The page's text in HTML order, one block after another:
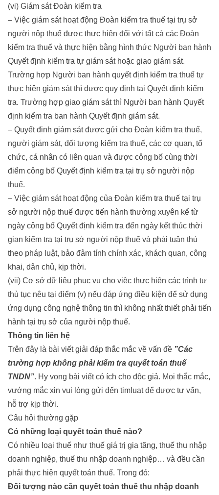
(vi) Giám sát Đoàn kiểm tra
– Việc giám sát hoạt động Đoàn kiểm tra thuế tại trụ sở
người nộp thuế được thực hiện đối với tất cả các Đoàn
kiểm tra thuế và thực hiện bằng hình thức Người ban hành
Quyết định kiểm tra tự giám sát hoặc giao giám sát.
Trường hợp Người ban hành quyết định kiểm tra thuế tự
thực hiện giám sát thì được quy định tại Quyết định kiểm
tra. Trường hợp giao giám sát thì Người ban hành Quyết
định kiểm tra ban hành Quyết định giám sát.
– Quyết định giám sát được gửi cho Đoàn kiểm tra thuế,
người giám sát, đối tượng kiểm tra thuế, các cơ quan, tổ
chức, cá nhân có liên quan và được công bố cùng thời
điểm công bố Quyết định kiểm tra tại trụ sở người nộp
thuế.
– Việc giám sát hoạt động của Đoàn kiểm tra thuế tại trụ
sở người nộp thuế được tiến hành thường xuyên kể từ
ngày công bố Quyết định kiểm tra đến ngày kết thúc thời
gian kiểm tra tại trụ sở người nộp thuế và phải tuân thủ
theo pháp luật, bảo đảm tính chính xác, khách quan, công
khai, dân chủ, kịp thời.
(vii) Cơ sở dữ liệu phục vụ cho việc thực hiện các trình tự
thủ tục nêu tại điểm (v) nếu đáp ứng điều kiện để sử dụng
ứng dụng công nghệ thông tin thì không nhất thiết phải tiến
hành tại trụ sở của người nộp thuế.
Thông tin liên hệ
Trên đây là bài viết giải đáp thắc mắc về vấn đề ”Các
trường hợp không phải kiểm tra quyết toán thuế
TNDN”. Hy vọng bài viết có ích cho độc giả. Mọi thắc mắc,
vướng mắc xin vui lòng gửi đến timluat để được tư vấn,
hỗ trợ kịp thời.
Câu hỏi thường gặp
Có những loại quyết toán thuế nào?
Có nhiều loại thuế như thuế giá trị gia tăng, thuế thu nhập
doanh nghiệp, thuế thu nhập doanh nghiệp… và đều cần
phải thực hiện quyết toán thuế. Trong đó:
Đối tượng nào cần quyết toán thuế thu nhập doanh